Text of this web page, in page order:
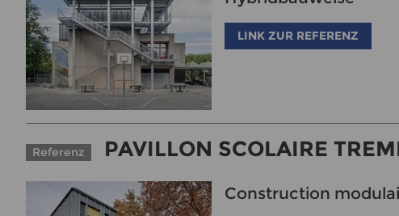
LINK ZUR REFERENZ
Referenz PAVILLON SCOLAIRE
Construction